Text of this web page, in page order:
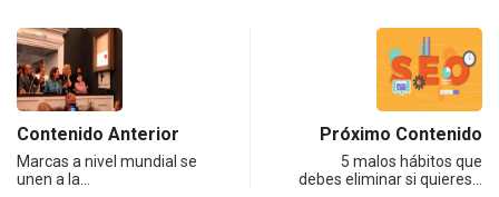
Contenido Anterior
Marcas a nivel mundial se
unen a la…
Próximo Contenido
5 malos hábitos que
debes eliminar si quieres…